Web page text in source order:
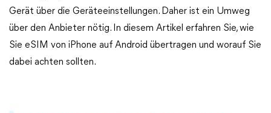
Gerät über die Geräteeinstellungen. Daher ist ein Umweg
über den Anbieter nötig. In diesem Artikel erfahren Sie, wie
Sie eSIM von iPhone auf Android übertragen und worauf Sie
dabei achten sollten.